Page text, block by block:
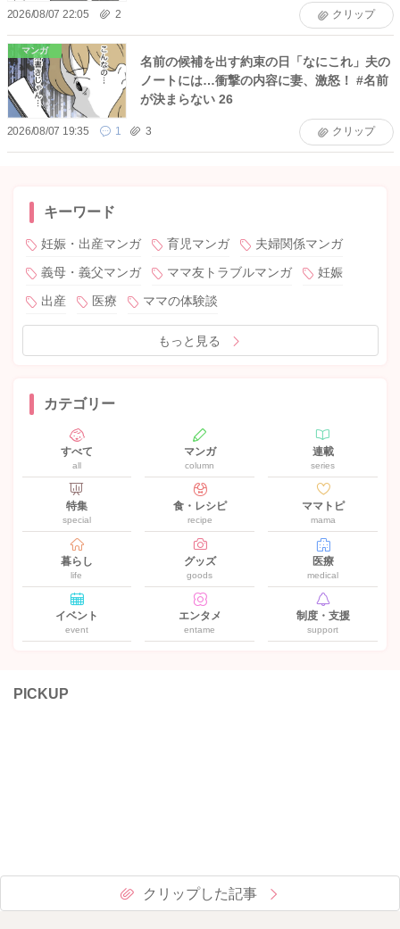
2026/08/07 22:05 2 クリップ
マンガ
名前の候補を出す約束の日「なにこれ」夫の
ノートには…衝撃の内容に妻、激怒！ #名前
が決まらない 26
2026/08/07 19:35 1 3 クリップ
キーワード
妊娠・出産マンガ 育児マンガ
夫婦関係マンガ
義母・義父マンガ
ママ友トラブルマンガ
妊娠
出産
医療 ママの体験談
もっと見る
カテゴリー
すべて
all
マンガ
column
連載
series
特集
special
食・レシピ
recipe
ママトピ
mama
暮らし
life
グッズ
goods
医療
medical
イベント
event
エンタメ
entame
制度・支援
support
PICKUP
クリップした記事